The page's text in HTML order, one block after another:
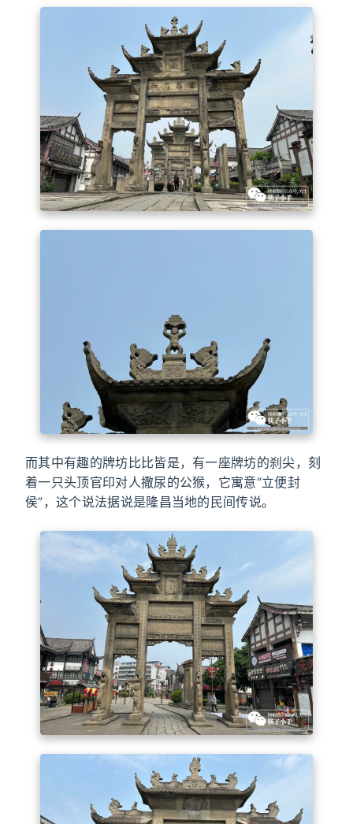
而其中有趣的牌坊比比皆是，有一座牌坊的刹尖，刻
着一只头顶官印对人撒尿的公猴，它寓意“立便封
侯”，这个说法据说是隆昌当地的民间传说。